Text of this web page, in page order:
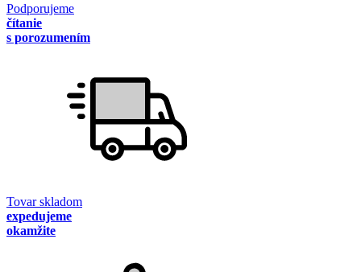
Podporujeme
čítanie
s porozumením
Tovar skladom
expedujeme
okamžite